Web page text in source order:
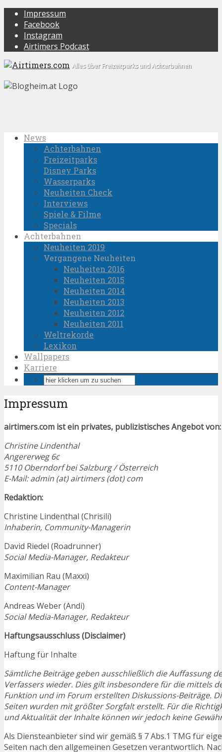
Impressum
Facebook
Instagram
Airtimers Podcast
Alles über Freizeitparks und Achterbahnen
News
Achterbahnen
Freizeitparks
Disney Parks
Wasserparks
Neuheiten Check
Interviews
Spiele & Filme
Specials
Achterbahnen
Neuheiten 2019
Vergangene Neuheiten
Neuheiten 2016
Neuheiten 2015
Neuheiten 2014
Neuheiten 2013
Neuheiten 2012
Neuheiten 2011
Weltrekorde
Lexikon
Wallpapers
Karriere
Impressum
airtimers.com ist ein privates, publizistisches Angebot von:
Christine Lindenthal
Angererweg 6c
5110 Oberndorf bei Salzburg / Österreich
E-Mail: admin (at) airtimers (dot) com
Redaktion:
Christine Lindenthal (Chrisili)
Inhaberin, Community-Managerin
David Riedel (Roadrunner)
Social Media-Manager, Redakteur
Maximilian Rau (Maxxi)
Content-Manager
Andreas Weber (Andi)
Social Media-Manager, Redakteur
Haftungsausschluss (Disclaimer)
Haftung für Inhalte
Sämtliche Beiträge geben ausschließlich die Auffassung
Verfassers wieder. Dies gilt insbesondere für die mittels
Funktion und im Forum erstellten Diskussions-Beiträge.
Seiten wurden mit größter Sorgfalt erstellt. Für die
und Aktualität der Inhalte können wir jedoch keine
Als Diensteanbieter sind wir gemäß § 7 Abs.1 TMG für
Seiten nach den allgemeinen Gesetzen verantwortlich.